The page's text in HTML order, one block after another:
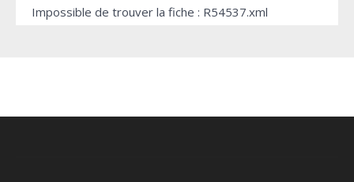
Impossible de trouver la fiche : R54537.xml